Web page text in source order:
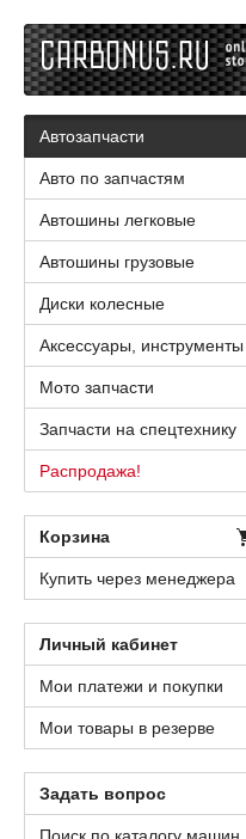
Автозапчасти
Авто по запчастям
Автошины легковые
Автошины грузовые
Диски колесные
Аксессуары, инструменты
Мото запчасти
Запчасти на спецтехнику
Распродажа!
Корзина
Купить через менеджера
Личный кабинет
Мои платежи и покупки
Мои товары в резерве
Задать вопрос